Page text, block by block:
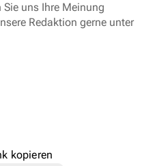
Sie uns Ihre Meinung
Redaktion gerne unter
kopieren